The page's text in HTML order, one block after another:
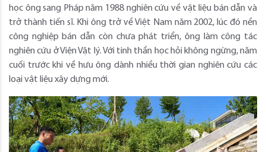
học ông sang Pháp năm 1988 nghiên cứu về vật liệu bán dẫn và
trở thành tiến sĩ. Khi ông trở về Việt Nam năm 2002, lúc đó nền
công nghiệp bán dẫn còn chưa phát triển, ông làm công tác
nghiên cứu ở Viện Vật lý. Với tinh thần học hỏi không ngừng, năm
cuối trước khi về hưu ông dành nhiều thời gian nghiên cứu các
loại vật liệu xây dựng mới.